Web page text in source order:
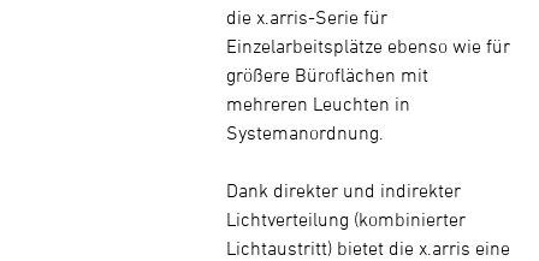
die x.arris-Serie für
Einzelarbeitsplätze ebenso wie für
größere Büroflächen mit
mehreren Leuchten in
Systemanordnung.
Dank direkter und indirekter
Lichtverteilung (kombinierter
Lichtaustritt) bietet die x.arris eine